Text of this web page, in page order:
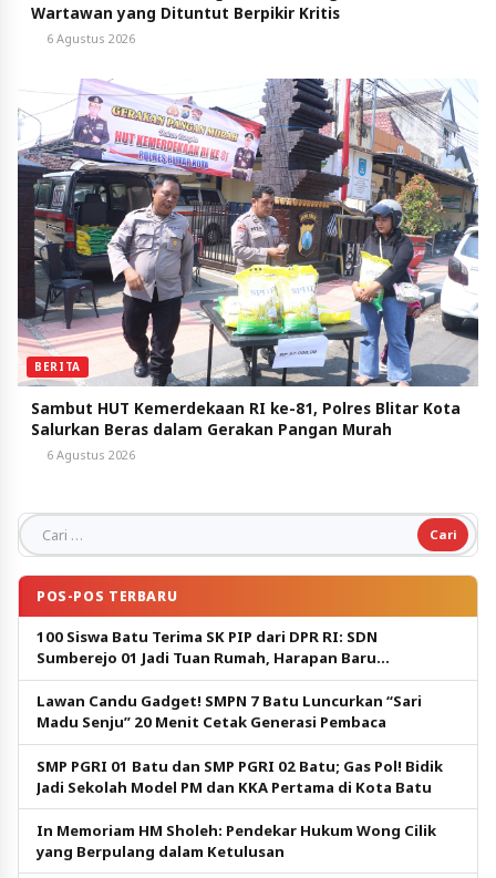
Wartawan yang Dituntut Berpikir Kritis
6 Agustus 2026
BERITA
Sambut HUT Kemerdekaan RI ke-81, Polres Blitar Kota
Salurkan Beras dalam Gerakan Pangan Murah
6 Agustus 2026
Cari untuk:
POS-POS TERBARU
100 Siswa Batu Terima SK PIP dari DPR RI: SDN
Sumberejo 01 Jadi Tuan Rumah, Harapan Baru
Pendidikan Gratis
Lawan Candu Gadget! SMPN 7 Batu Luncurkan “Sari
Madu Senju” 20 Menit Cetak Generasi Pembaca
SMP PGRI 01 Batu dan SMP PGRI 02 Batu; Gas Pol! Bidik
Jadi Sekolah Model PM dan KKA Pertama di Kota Batu
In Memoriam HM Sholeh: Pendekar Hukum Wong Cilik
yang Berpulang dalam Ketulusan